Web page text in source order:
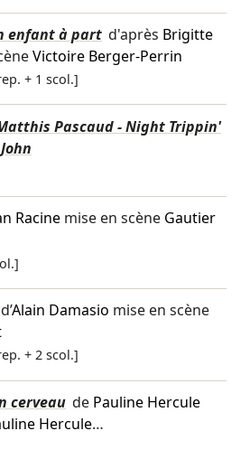
enfant à part d'après Brigitte
Victoire Berger-Perrin
+ 1 scol.]
Pascaud - Night Trippin'
Racinemise en scène Gautier
d’Alain Damasio mise en scène
+ 2 scol.]
cerveau de Pauline Hercule
Hercule…